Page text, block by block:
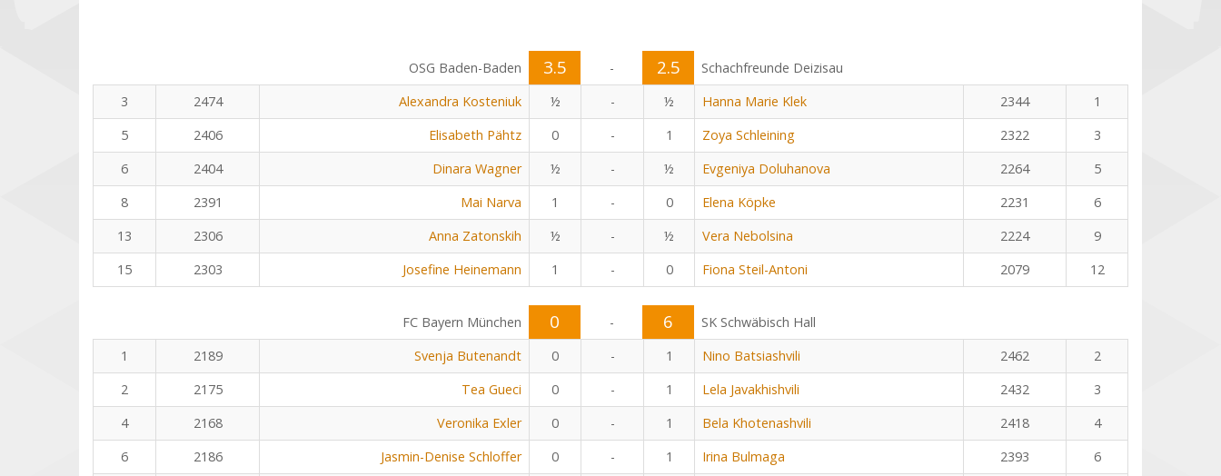
OSG Baden-Baden 3.5 - 2.5
Schachfreunde Deizisau
3
2474 Alexandra Kosteniuk ½ - ½ Hanna Marie Klek 2344
1
5
2406 Elisabeth Pähtz 0 - 1 Zoya Schleining 2322
3
6
2404 Dinara Wagner ½ - ½ Evgeniya Doluhanova 2264
5
8
2391 Mai Narva 1 - 0 Elena Köpke 2231
6
13
2306 Anna Zatonskih ½ - ½ Vera Nebolsina 2224
9
15
2303 Josefine Heinemann 1 - 0 Fiona Steil-Antoni 2079 12
FC Bayern München 0 - 6
SK Schwäbisch Hall
1
2189 Svenja Butenandt 0 - 1 Nino Batsiashvili 2462
2
2
2175 Tea Gueci 0 - 1 Lela Javakhishvili 2432
3
4
2168 Veronika Exler 0 - 1 Bela Khotenashvili 2418
4
6
2186 Jasmin-Denise Schloffer 0 - 1 Irina Bulmaga 2393
6